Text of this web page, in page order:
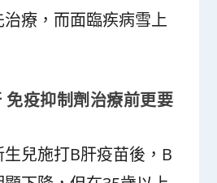
療，而面臨疾病雪上
免疫抑制劑治療前更要
兒施打B肝疫苗後，B